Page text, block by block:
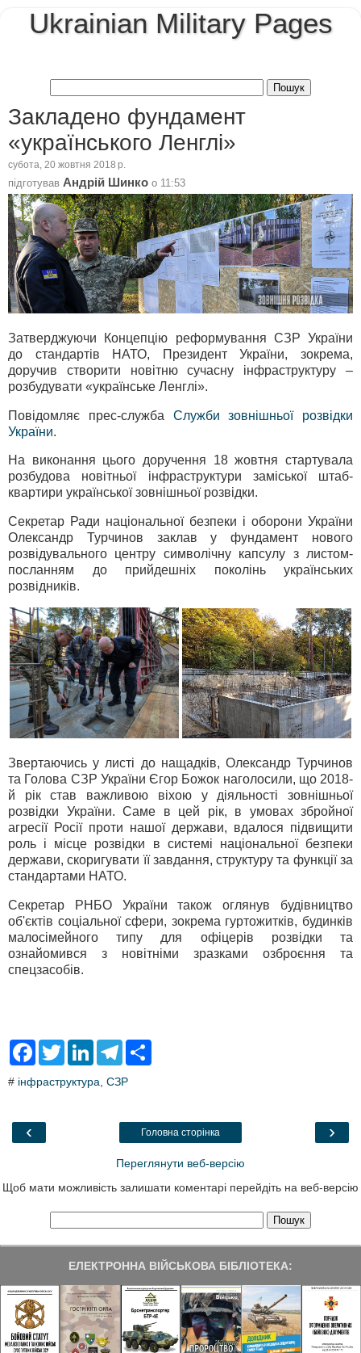
Ukrainian Military Pages
Закладено фундамент
«українського Ленглі»
субота, 20 жовтня 2018 р.
підготував Андрій Шинко о 11:53
Затверджуючи Концепцію реформування СЗР України
до стандартів НАТО, Президент України, зокрема,
доручив створити новітню сучасну інфраструктуру –
розбудувати «українське Ленглі».
Повідомляє прес-служба Служби зовнішньої розвідки
України.
На виконання цього доручення 18 жовтня стартувала
розбудова новітньої інфраструктури заміської штаб-
квартири української зовнішньої розвідки.
Секретар Ради національної безпеки і оборони України
Олександр Турчинов заклав у фундамент нового
розвідувального центру символічну капсулу з листом-
посланням до прийдешніх поколінь українських
розвідників.
Звертаючись у листі до нащадків, Олександр Турчинов
та Голова СЗР України Єгор Божок наголосили, що 2018-
й рік став важливою віхою у діяльності зовнішньої
розвідки України. Саме в цей рік, в умовах збройної
агресії Росії проти нашої держави, вдалося підвищити
роль і місце розвідки в системі національної безпеки
держави, скоригувати її завдання, структуру та функції за
стандартами НАТО.
Секретар РНБО України також оглянув будівництво
об'єктів соціальної сфери, зокрема гуртожитків, будинків
малосімейного типу для офіцерів розвідки та
ознайомився з новітніми зразками озброєння та
спецзасобів.
F
e
o
T
t
L
k
T
e
a
# інфраструктура СЗР
‹ ›
Головна сторінка
Переглянути веб-версію
Щоб мати можливість залишати коментарі перейдіть на веб-версію
ЕЛЕКТРОННА ВІЙСЬКОВА БІБЛІОТЕКА: